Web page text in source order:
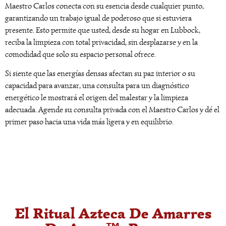
Maestro Carlos conecta con su esencia desde cualquier punto,
garantizando un trabajo igual de poderoso que si estuviera
presente. Esto permite que usted, desde su hogar en Lubbock,
reciba la limpieza con total privacidad, sin desplazarse y en la
comodidad que solo su espacio personal ofrece.
Si siente que las energías densas afectan su paz interior o su
capacidad para avanzar, una consulta para un diagnóstico
energético le mostrará el origen del malestar y la limpieza
adecuada. Agende su consulta privada con el Maestro Carlos y dé el
primer paso hacia una vida más ligera y en equilibrio.
El Ritual Azteca De Amarres